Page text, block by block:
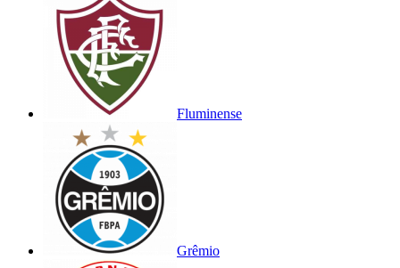
Fluminense
Grêmio